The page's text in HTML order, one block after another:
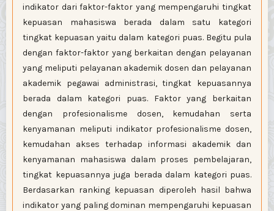
indikator dari faktor-faktor yang mempengaruhi tingkat
kepuasan mahasiswa berada dalam satu kategori
tingkat kepuasan yaitu dalam kategori puas. Begitu pula
dengan faktor-faktor yang berkaitan dengan pelayanan
yang meliputi pelayanan akademik dosen dan pelayanan
akademik pegawai administrasi, tingkat kepuasannya
berada dalam kategori puas. Faktor yang berkaitan
dengan profesionalisme dosen, kemudahan serta
kenyamanan meliputi indikator profesionalisme dosen,
kemudahan akses terhadap informasi akademik dan
kenyamanan mahasiswa dalam proses pembelajaran,
tingkat kepuasannya juga berada dalam kategori puas.
Berdasarkan ranking kepuasan diperoleh hasil bahwa
indikator yang paling dominan mempengaruhi kepuasan